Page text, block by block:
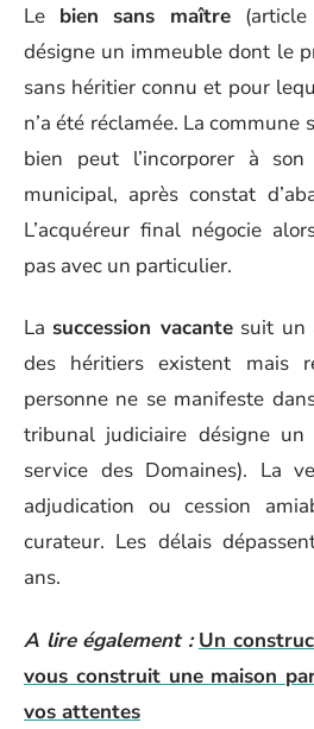
Le bien sans maître(article
désigne un immeuble dont le
sans héritier connu et pour
n’a été réclamée. La
bien peut l’incorporer à
municipal, après constat
L’acquéreur final négocie
pas avec un particulier.
La succession vacantesuit un
des héritiers existent mais
personne ne se manifeste
tribunal judiciaire désigne
service des Domaines). La
adjudication ou cession
curateur. Les délais
ans.
A lire également : Un
vous construit une maison
vos attentes